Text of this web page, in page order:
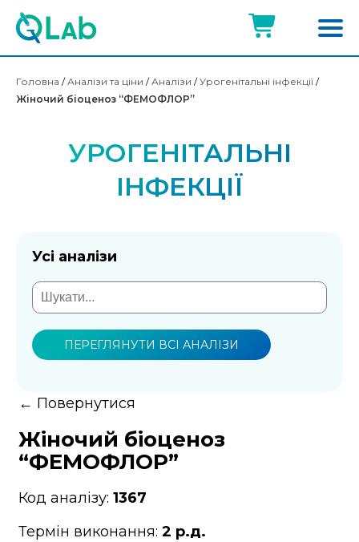
Головна /Аналізи та ціни /Аналізи /Урогенітальні інфекції /
Жіночий біоценоз “ФЕМОФЛОР”
УРОГЕНІТАЛЬНІ
ІНФЕКЦІЇ
Усі аналізи
ПЕРЕГЛЯНУТИ ВСІ АНАЛІЗИ
← Повернутися
Жіночий біоценоз
“ФЕМОФЛОР”
Код аналізу:1367
Термін виконання:2 р.д.